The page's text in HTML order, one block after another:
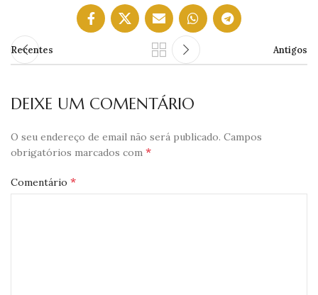
Recentes Antigos
DEIXE UM COMENTÁRIO
O seu endereço de email não será publicado. Campos
obrigatórios marcados com *
Comentário *